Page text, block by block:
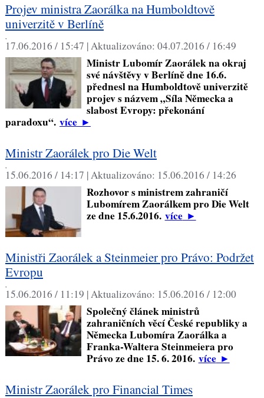
Projev ministra Zaorálka na Humboldtově
univerzitě v Berlíně
,
17.06.2016 / 15:47 |Aktualizováno: 04.07.2016 / 16:49
Ministr Lubomír Zaorálek na okraj
své návštěvy v Berlíně dne 16.6.
přednesl na Humboldtově univerzitě
projev s názvem „Síla Německa a
slabost Evropy: překonání
paradoxu“. více►
Ministr Zaorálek pro Die Welt
,
15.06.2016 / 14:17 |Aktualizováno: 15.06.2016 / 14:26
Rozhovor s ministrem zahraničí
Lubomírem Zaorálkem pro Die Welt
ze dne 15.6.2016. více►
Ministři Zaorálek a Steinmeier pro Právo: Podržet
Evropu
,
15.06.2016 / 11:19 |Aktualizováno: 15.06.2016 / 12:00
Společný článek ministrů
zahraničních věcí České republiky a
Německa Lubomíra Zaorálka a
Franka-Waltera Steinmeiera pro
Právo ze dne 15. 6. 2016. více►
Ministr Zaorálek pro Financial Times